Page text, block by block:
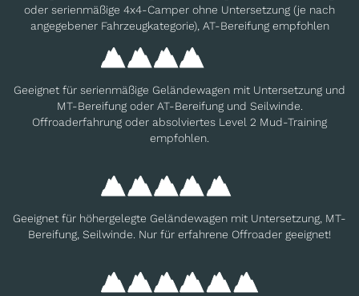
oder serienmäßige 4x4-Camper ohne Untersetzung (je nach
angegebener Fahrzeugkategorie), AT-Bereifung empfohlen
Geeignet für serienmäßige Geländewagen mit Untersetzung und
MT-Bereifung oder AT-Bereifung und Seilwinde.
Offroaderfahrung oder absolviertes Level 2 Mud-Training
empfohlen.
Geeignet für höhergelegte Geländewagen mit Untersetzung, MT-
Bereifung, Seilwinde. Nur für erfahrene Offroader geeignet!